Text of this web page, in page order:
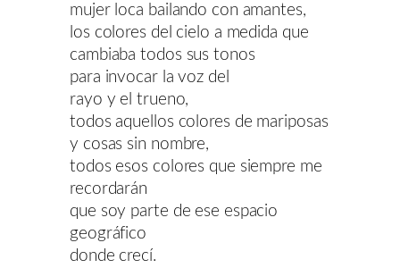
mujer loca bailando con amantes,
los colores del cielo a medida que
cambiaba todos sus tonos
para invocar la voz del
rayo y el trueno,
todos aquellos colores de mariposas
y cosas sin nombre,
todos esos colores que siempre me
recordarán
que soy parte de ese espacio
geográfico
donde crecí.